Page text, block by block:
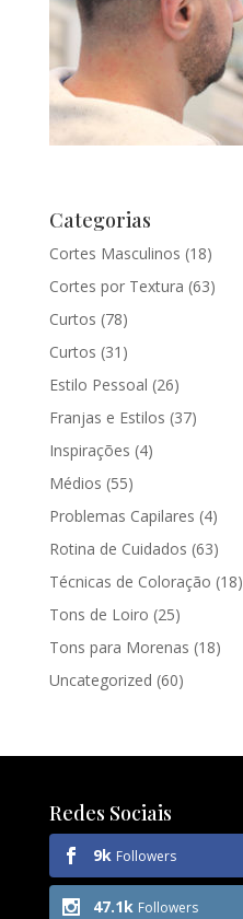
Categorias
Cortes Masculinos (18)
Cortes por Textura (63)
Curtos (78)
Curtos (31)
Estilo Pessoal (26)
Franjas e Estilos (37)
Inspirações (4)
Médios (55)
Problemas Capilares (4)
Rotina de Cuidados (63)
Técnicas de Coloração (18)
Tons de Loiro (25)
Tons para Morenas (18)
Uncategorized (60)
Redes Sociais
9k Followers
47.1k Followers